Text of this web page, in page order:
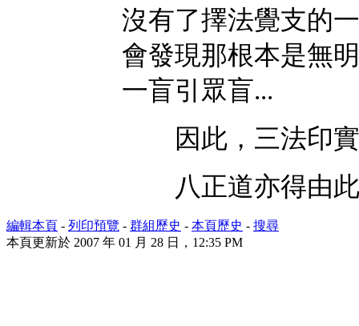
沒有了擇法覺支的
會發現那根本是無
一盲引眾盲...
因此，三法印實
八正道亦得由此
編輯本頁 - 列印預覽 - 群組歷史 - 本頁歷史 - 搜尋
本頁更新於 2007 年 01 月 28 日，12:35 PM